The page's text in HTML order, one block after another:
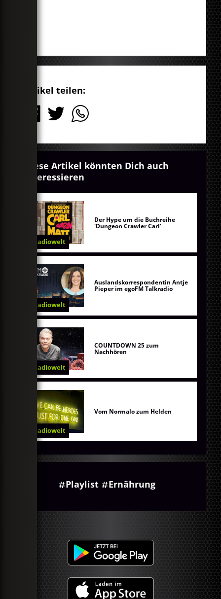
Artikel teilen:
Diese Artikel könnten Dich auch
interessieren
Radiowelt
Der Hype um die Buchreihe
'Dungeon Crawler Carl'
Radiowelt
Auslandskorrespondentin Antje
Pieper im egoFM Talkradio
Radiowelt
COUNTDOWN 25 zum
Nachhören
Radiowelt
Vom Normalo zum Helden
Playlist Ernährung